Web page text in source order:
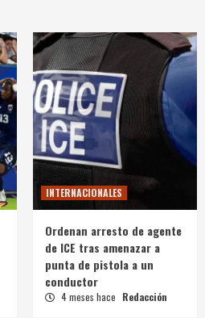
INTERNACIONALES
Ordenan arresto de agente
de ICE tras amenazar a
punta de pistola a un
conductor
4 meses hace Redacción